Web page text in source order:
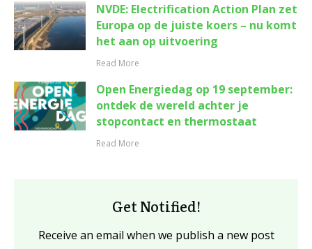
NVDE: Electrification Action Plan zet
Europa op de juiste koers – nu komt
het aan op uitvoering
Read More
Open Energiedag op 19 september:
ontdek de wereld achter je
stopcontact en thermostaat
Read More
Get Notified!
Receive an email when we publish a new post